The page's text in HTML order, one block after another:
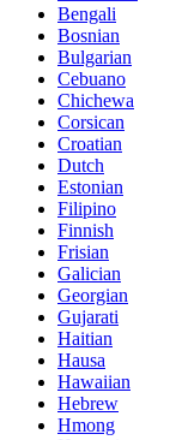
Bengali
Bosnian
Bulgarian
Cebuano
Chichewa
Corsican
Croatian
Dutch
Estonian
Filipino
Finnish
Frisian
Galician
Georgian
Gujarati
Haitian
Hausa
Hawaiian
Hebrew
Hmong